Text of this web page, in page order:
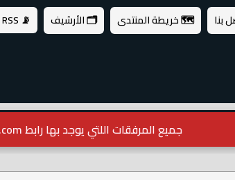
بنا 🗺️ خريطة المنتدى 🗂️ الأرشيف 📡 RSS
جميع المرفقات اللتي يوجد بها رابط kwety.com أرجو تحويله الى kwety.net